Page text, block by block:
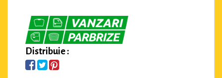
Distribuie :